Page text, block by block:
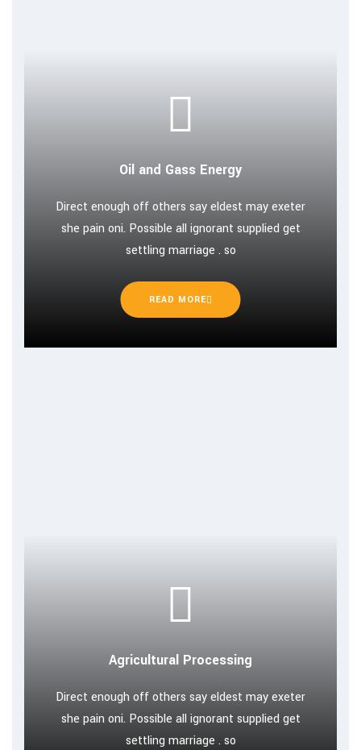
Oil and Gass Energy
Direct enough off others say eldest may exeter
she pain oni. Possible all ignorant supplied get
settling marriage . so
READ MORE
Agricultural Processing
Direct enough off others say eldest may exeter
she pain oni. Possible all ignorant supplied get
settling marriage . so